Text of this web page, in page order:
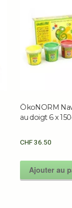
ÖkoNORM
au doigt 6 x
CHF36.50
Ajouter au